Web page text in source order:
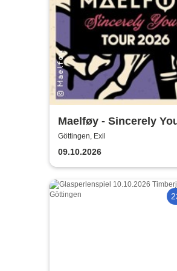
Maelføy - Sincerely
Tour 2026
Göttingen, Exil
09.10.2026